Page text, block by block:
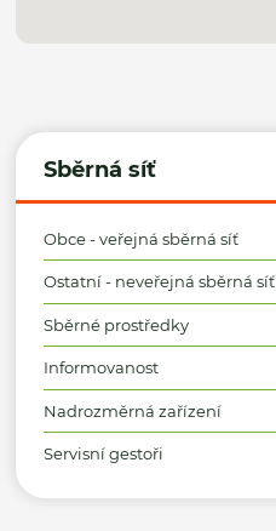
Sběrná síť
Obce - veřejná sběrná síť
Ostatní - neveřejná sběrná síť
Sběrné prostředky
Informovanost
Nadrozměrná zařízení
Servisní gestoři